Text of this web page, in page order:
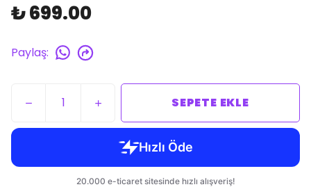
₺ 699.00
Paylaş:
SEPETE EKLE